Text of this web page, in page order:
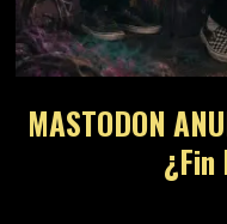
MASTODON
¿Fin